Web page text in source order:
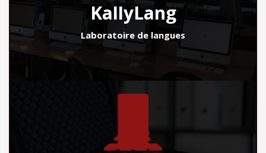
KallyLang
Laboratoire de langues